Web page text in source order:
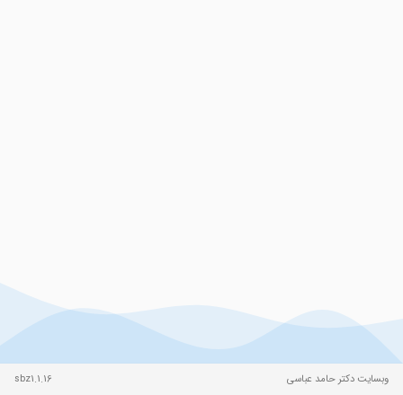
وبسایت دکتر حامد عباسی sbz1.1.16